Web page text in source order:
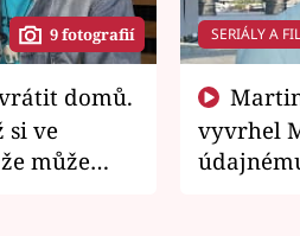
9 fotografií
si ve
může
SERIÁLY A
vyvrhel